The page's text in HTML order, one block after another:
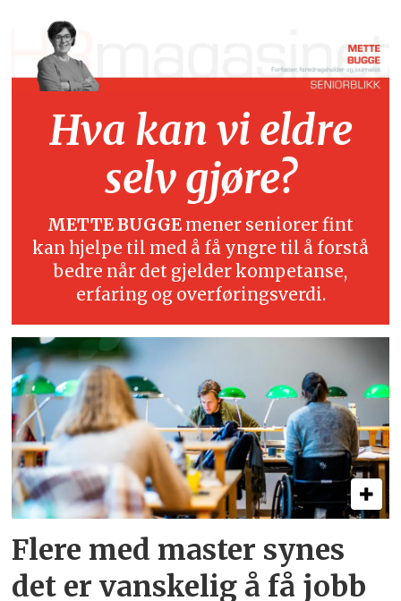
Hva kan vi eldre
selv gjøre?
METTE BUGGE mener seniorer fint
kan hjelpe til med å få yngre til å forstå
bedre når det gjelder kompetanse,
erfaring og overføringsverdi.
Flere med master synes
det er vanskelig å få jobb